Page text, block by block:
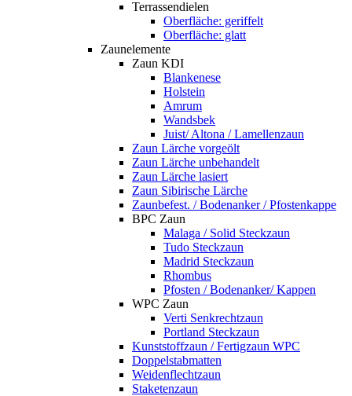
Terrassendielen
Oberfläche: geriffelt
Oberfläche: glatt
Zaunelemente
Zaun KDI
Blankenese
Holstein
Amrum
Wandsbek
Juist/ Altona / Lamellenzaun
Zaun Lärche vorgeölt
Zaun Lärche unbehandelt
Zaun Lärche lasiert
Zaun Sibirische Lärche
Zaunbefest. / Bodenanker / Pfostenkappe
BPC Zaun
Malaga / Solid Steckzaun
Tudo Steckzaun
Madrid Steckzaun
Rhombus
Pfosten / Bodenanker/ Kappen
WPC Zaun
Verti Senkrechtzaun
Portland Steckzaun
Kunststoffzaun / Fertigzaun WPC
Doppelstabmatten
Weidenflechtzaun
Staketenzaun